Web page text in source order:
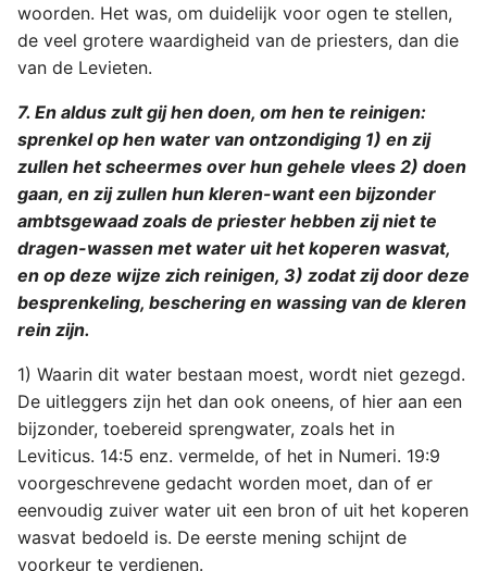
woorden. Het was, om duidelijk voor ogen te stellen,
de veel grotere waardigheid van de priesters, dan die
van de Levieten.
7. En aldus zult gij hen doen, om hen te reinigen:
sprenkel op hen water van ontzondiging 1) en zij
zullen het scheermes over hun gehele vlees 2) doen
gaan, en zij zullen hun kleren-want een bijzonder
ambtsgewaad zoals de priester hebben zij niet te
dragen-wassen met water uit het koperen wasvat,
en op deze wijze zich reinigen, 3) zodat zij door deze
besprenkeling, beschering en wassing van de kleren
rein zijn.
1) Waarin dit water bestaan moest, wordt niet gezegd.
De uitleggers zijn het dan ook oneens, of hier aan een
bijzonder, toebereid sprengwater, zoals het in
Leviticus. 14:5 enz. vermelde, of het in Numeri. 19:9
voorgeschrevene gedacht worden moet, dan of er
eenvoudig zuiver water uit een bron of uit het koperen
wasvat bedoeld is. De eerste mening schijnt de
voorkeur te verdienen.